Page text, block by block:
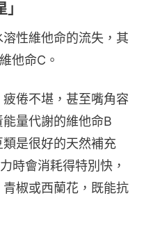
性維他命的流失，其
他命C。
倦不堪，甚至嘴角容
量代謝的維他命B
是很好的天然補充
時會消耗得特別快，
椒或西蘭花，既能抗